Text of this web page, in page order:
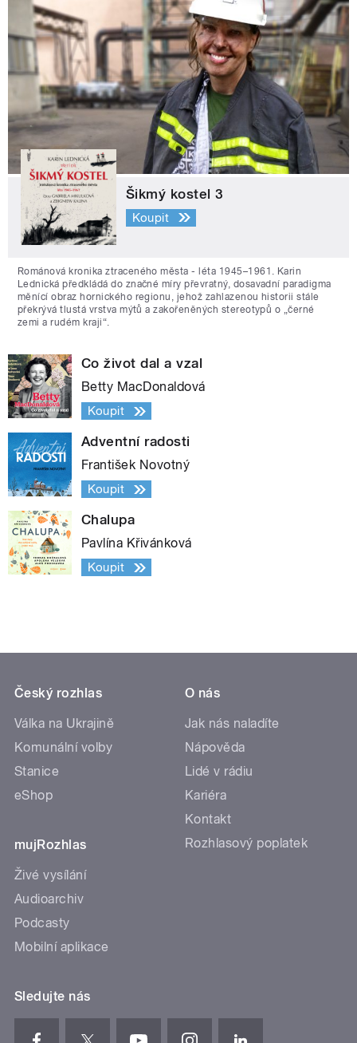
Šikmý kostel 3
Koupit
Románová kronika ztraceného města - léta 1945–1961. Karin
Lednická předkládá do značné míry převratný, dosavadní paradigma
měnící obraz hornického regionu, jehož zahlazenou historii stále
překrývá tlustá vrstva mýtů a zakořeněných stereotypů o „černé
zemi a rudém kraji“.
Co život dal a vzal
Betty MacDonaldová
Koupit
Adventní radosti
František Novotný
Koupit
Chalupa
Pavlína Křivánková
Koupit
Český rozhlas
Válka na Ukrajině
Komunální volby
Stanice
eShop
mujRozhlas
Živé vysílání
Audioarchiv
Podcasty
Mobilní aplikace
O nás
Jak nás naladíte
Nápověda
Lidé v rádiu
Kariéra
Kontakt
Rozhlasový poplatek
Sledujte nás